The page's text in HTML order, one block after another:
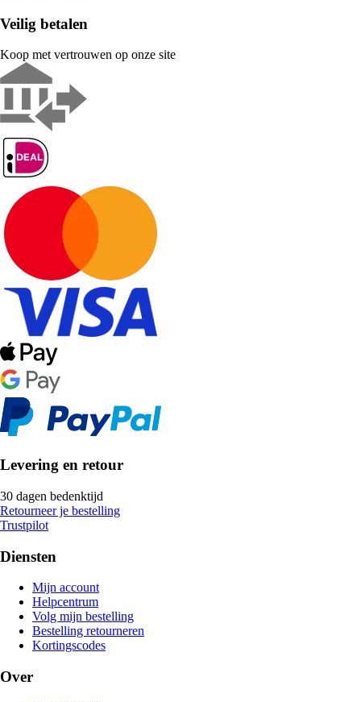
Veilig betalen
Koop met vertrouwen op onze site
Levering en retour
30 dagen bedenktijd
Retourneer je bestelling
Trustpilot
Diensten
Mijn account
Helpcentrum
Volg mijn bestelling
Bestelling retourneren
Kortingscodes
Over